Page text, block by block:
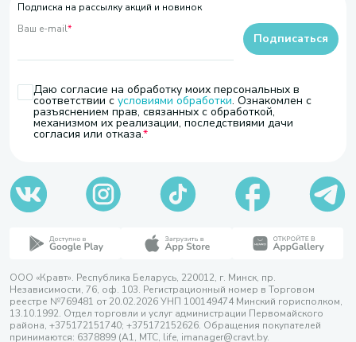
Подписка на рассылку акций и новинок
Ваш e-mail*
Даю согласие на обработку моих персональных в
соответствии с условиями обработки. Ознакомлен с
разъяснением прав, связанных с обработкой,
механизмом их реализации, последствиями дачи
согласия или отказа.
Подписаться
ООО «Кравт». Республика Беларусь, 220012, г. Минск, пр.
Независимости, 76, оф. 103. Регистрационный номер в Торговом
реестре №769481 от 20.02.2026 УНП 100149474 Минский горисполком,
13.10.1992. Отдел торговли и услуг администрации Первомайского
района, +375172151740; +375172152626. Обращения покупателей
принимаются: 6378899 (А1, МТС, life, imanager@cravt.by.